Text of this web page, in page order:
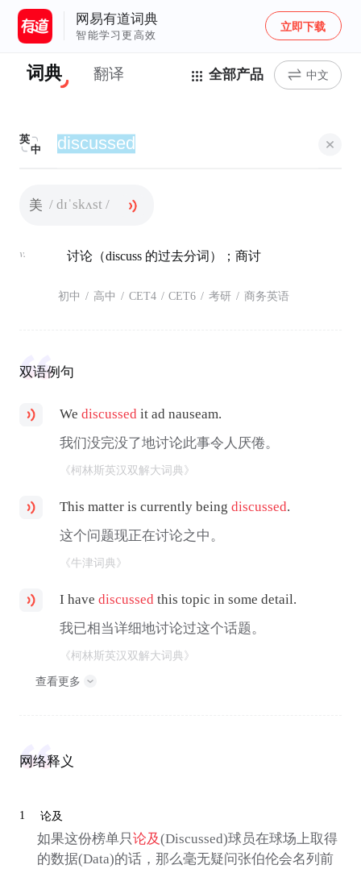
网易有道词典
智能学习更高效
立即下载
词典 翻译 全部产品 中文
英
中
美 / dɪˈskʌst /
v. 讨论（discuss 的过去分词）；商讨
初中 / 高中 / CET4 / CET6 / 考研 / 商务英语
双语例句
Wediscussed it ad nauseam.
我们没完没了地讨论此事令人厌倦。
《柯林斯英汉双解大词典》
This matter is currently beingdiscussed.
这个问题现正在讨论之中。
《牛津词典》
I havediscussed this topic in some detail.
我已相当详细地讨论过这个话题。
《柯林斯英汉双解大词典》
查看更多
网络释义
1 论及
如果这份榜单只论及(Discussed)球员在球场上取得
的数据(Data)的话，那么毫无疑问张伯伦会名列前